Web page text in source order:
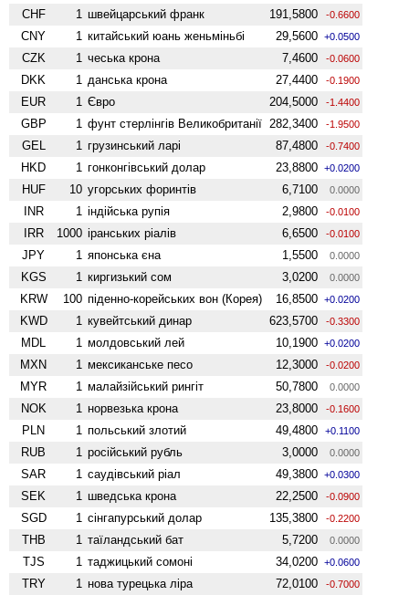
CHF 1 швейцарський франк 191,5800 -0.6600
CNY 1 китайський юань женьмiньбi 29,5600 +0.0500
CZK 1 чеська крона 7,4600 -0.0600
DKK 1 данська крона 27,4400 -0.1900
EUR 1 Євро 204,5000 -1.4400
GBP 1 фунт стерлінгів Велико­британії 282,3400 -1.9500
GEL 1 грузинський ларі 87,4800 -0.7400
HKD 1 гонконгівський долар 23,8800 +0.0200
HUF 10 угорських форинтів 6,7100 0.0000
INR 1 індійська рупія 2,9800 -0.0100
IRR 1000 іранських ріалів 6,6500 -0.0100
JPY 1 японська єна 1,5500 0.0000
KGS 1 киргизький сом 3,0200 0.0000
KRW 100 піденно-корейських вон (Корея) 16,8500 +0.0200
KWD 1 кувейтський динар 623,5700 -0.3300
MDL 1 молдовський лей 10,1900 +0.0200
MXN 1 мексиканське песо 12,3000 -0.0200
MYR 1 малайзійський рингіт 50,7800 0.0000
NOK 1 норвезька крона 23,8000 -0.1600
PLN 1 польський злотий 49,4800 +0.1100
RUB 1 російський рубль 3,0000 0.0000
SAR 1 саудівський ріал 49,3800 +0.0300
SEK 1 шведська крона 22,2500 -0.0900
SGD 1 сінгапурський долар 135,3800 -0.2200
THB 1 таїландський бат 5,7200 0.0000
TJS 1 таджицький сомоні 34,0200 +0.0600
TRY 1 нова турецька ліра 72,0100 -0.7000